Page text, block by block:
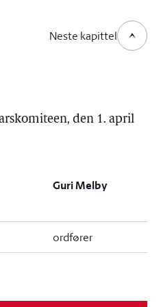
Neste kapittel
den 1. april
Guri Melby
ordfører